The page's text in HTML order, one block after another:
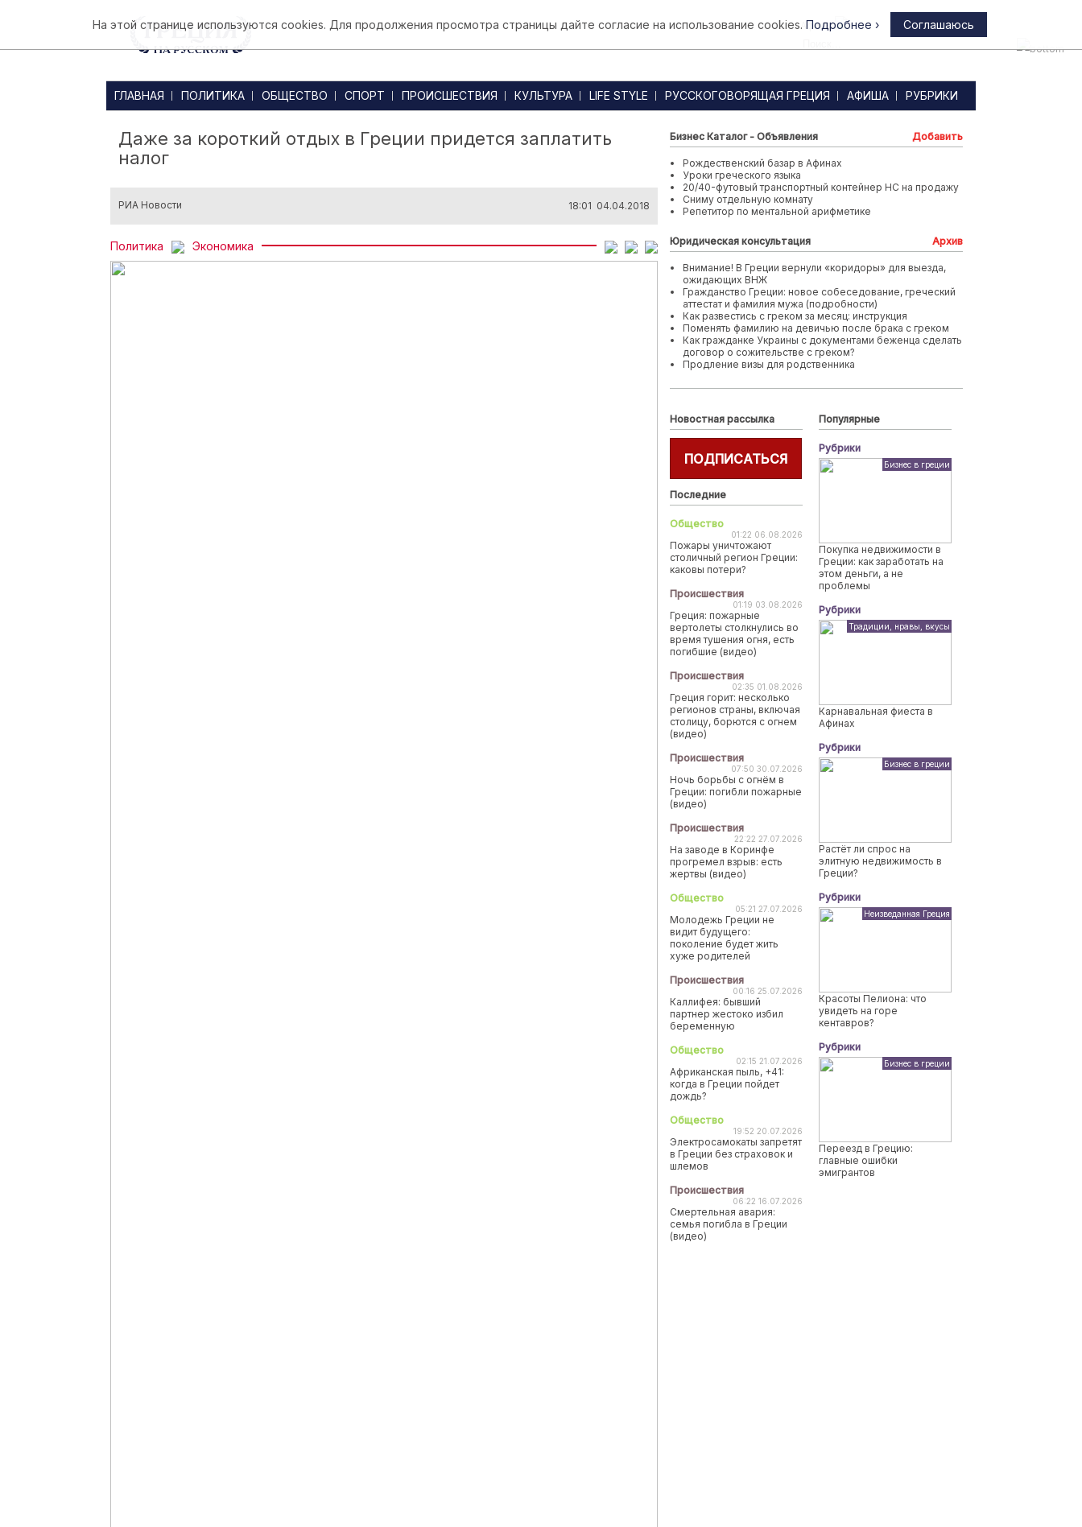
Афины
ГЛАВНАЯ ПОЛИТИКА ОБЩЕСТВО СПОРТ ПРОИСШЕСТВИЯ КУЛЬТУРА LIFE STYLE РУССКОГОВОРЯЩАЯ ГРЕЦИЯ АФИША РУБРИКИ
Даже за короткий отдых в Греции придется заплатить
налог
РИА Новости 18:01 04.04.2018
Политика Экономика
Бизнес Каталог - Объявления Добавить
Рождественский базар в Афинах
Уроки греческого языка
20/40-футовый транспортный контейнер HC на продажу
Сниму отдельную комнату
Репетитор по ментальной арифметике
Юридическая консультация Архив
Внимание! В Греции вернули «коридоры» для выезда,
ожидающих ВНЖ
Гражданство Греции: новое собеседование, греческий
аттестат и фамилия мужа (подробности)
Как развестись с греком за месяц: инструкция
Поменять фамилию на девичью после брака с греком
Как гражданке Украины с документами беженца сделать
договор о сожительстве с греком?
Продление визы для родственника
Новостная рассылка
ПОДПИСАТЬСЯ
Последние
Общество
01:22 06.08.2026
Пожары уничтожают
столичный регион Греции:
каковы потери?
Происшествия
01:19 03.08.2026
Греция: пожарные
вертолеты столкнулись во
время тушения огня, есть
погибшие (видео)
Происшествия
02:35 01.08.2026
Греция горит: несколько
регионов страны, включая
столицу, борются с огнем
(видео)
Происшествия
07:50 30.07.2026
Ночь борьбы с огнём в
Греции: погибли пожарные
(видео)
Происшествия
22:22 27.07.2026
На заводе в Коринфе
прогремел взрыв: есть
жертвы (видео)
Общество
05:21 27.07.2026
Молодежь Греции не
видит будущего:
поколение будет жить
хуже родителей
Происшествия
00:16 25.07.2026
Каллифея: бывший
партнер жестоко избил
беременную
Общество
02:15 21.07.2026
Африканская пыль, +41:
когда в Греции пойдет
дождь?
Общество
19:52 20.07.2026
Электросамокаты запретят
в Греции без страховок и
шлемов
Происшествия
06:22 16.07.2026
Смертельная авария:
семья погибла в Греции
(видео)
Популярные
Рубрики
Бизнес в греции
Покупка недвижимости в
Греции: как заработать на
этом деньги, а не
проблемы
Рубрики
Традиции, нравы, вкусы
Карнавальная фиеста в
Афинах
Рубрики
Бизнес в греции
Растёт ли спрос на
элитную недвижимость в
Греции?
Рубрики
Неизведанная Греция
Красоты Пелиона: что
увидеть на горе
кентавров?
Рубрики
Бизнес в греции
Переезд в Грецию:
главные ошибки
эмигрантов
На этой странице используются cookies. Для продолжения просмотра страницы дайте согласие на использование cookies. Подробнее › Соглашаюсь